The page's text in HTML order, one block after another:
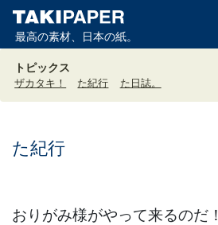
最高の素材、日本の紙。
トピックス
ザカタキ！ た紀行 た日誌。
た紀行
おりがみ様がやって来るのだ！